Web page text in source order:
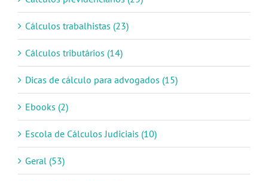
Cálculos trabalhistas (23)
Cálculos tributários (14)
Dicas de cálculo para advogados (15)
Ebooks (2)
Escola de Cálculos Judiciais (10)
Geral (53)